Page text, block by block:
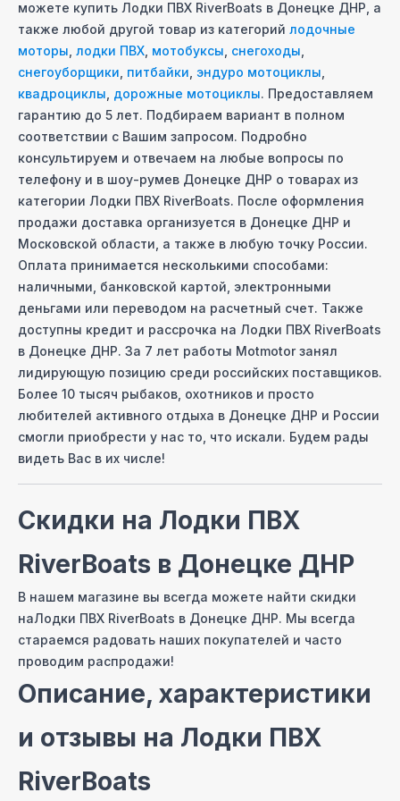
можете купить Лодки ПВХ RiverBoats в Донецке ДНР , а
также любой другой товар из категорий лодочные
моторы лодки ПВХ мотобуксы снегоходы
снегоуборщики питбайки эндуро мотоциклы
квадроциклы дорожные мотоциклы. Предоставляем
гарантию до 5 лет. Подбираем вариант в полном
соответствии с Вашим запросом. Подробно
консультируем и отвечаем на любые вопросы по
телефону и в шоу-румев Донецке ДНР о товарах из
категории Лодки ПВХ RiverBoats. После оформления
продажи доставка организуется в Донецке ДНР и
Московcкой области, а также в любую точку России.
Оплата принимается несколькими способами:
наличными, банковской картой, электронными
деньгами или переводом на расчетный счет. Также
доступны кредит и рассрочка на Лодки ПВХ RiverBoats
в Донецке ДНР. За 7 лет работы Motmotor занял
лидирующую позицию среди российских поставщиков.
Более 10 тысяч рыбаков, охотников и просто
любителей активного отдыха в Донецке ДНР и России
смогли приобрести у нас то, что искали. Будем рады
видеть Вас в их числе!
Скидки на Лодки ПВХ
RiverBoats в Донецке ДНР
В нашем магазине вы всегда можете найти скидки
наЛодки ПВХ RiverBoats в Донецке ДНР. Мы всегда
стараемся радовать наших покупателей и часто
проводим распродажи!
Описание, характеристики
и отзывы на Лодки ПВХ
RiverBoats